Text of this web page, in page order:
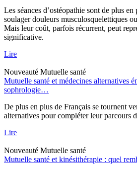
Les séances d’ostéopathie sont de plus
soulager douleurs musculosquelettiques
Mais leur coût, parfois récurrent, peut
significative.
Lire
Nouveauté Mutuelle santé
Mutuelle santé et médecines alternatives
sophrologie…
De plus en plus de Français se tournent
alternatives pour compléter leur parcours
Lire
Nouveauté Mutuelle santé
Mutuelle santé et kinésithérapie : quel